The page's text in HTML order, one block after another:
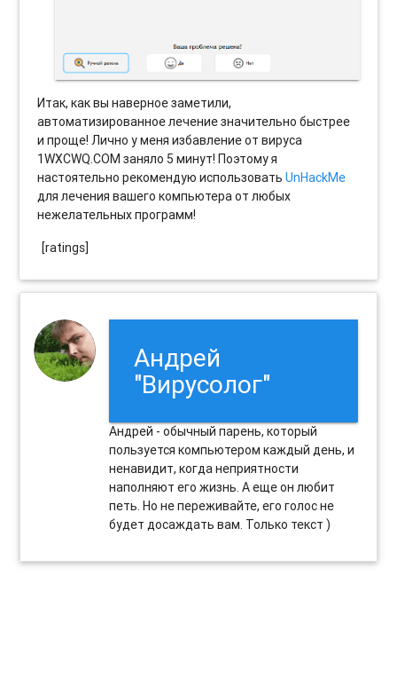
Итак, как вы наверное заметили,
автоматизированное лечение значительно быстрее
и проще! Лично у меня избавление от вируса
1WXCWQ.COM заняло 5 минут! Поэтому я
настоятельно рекомендую использоватьUnHackMe
для лечения вашего компьютера от любых
нежелательных программ!
[ratings]
Андрей
"Вирусолог"
Андрей - обычный парень, который
пользуется компьютером каждый день, и
ненавидит, когда неприятности
наполняют его жизнь. А еще он любит
петь. Но не переживайте, его голос не
будет досаждать вам. Только текст )